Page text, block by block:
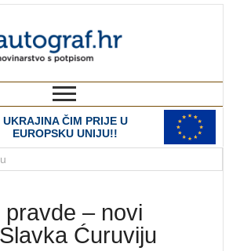
UKRAJINA ČIM PRIJE U
EUROPSKU UNIJU!!
pravde – novi
Ćuruviju